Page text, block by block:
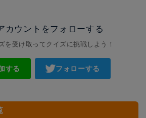
カウントをフォローする
を受け取ってクイズに挑戦しよう！
する フォローする